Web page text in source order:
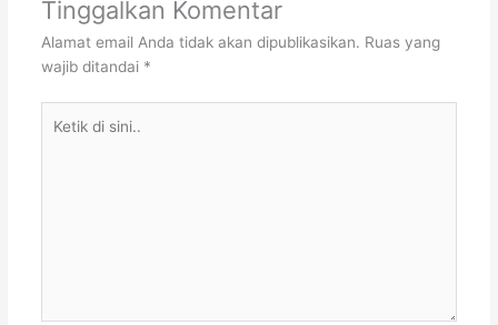
Tinggalkan Komentar
Alamat email Anda tidak akan dipublikasikan. Ruas yang
wajib ditandai *